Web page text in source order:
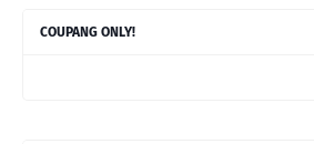
COUPANG ONLY!